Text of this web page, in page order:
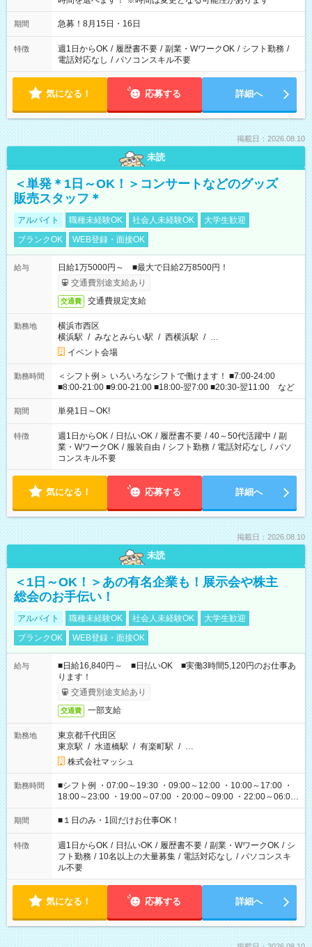
期間 急募！8月15日・16日
特徴 週1日からOK / 履歴書不要 / 副業・WワークOK / シフト勤務 /
電話対応なし / パソコンスキル不要
気になる！ 応募する 詳細へ
掲載日：2026.08.10
未読
＜単発＊1日～OK！＞コンサートなどのグッズ
販売スタッフ＊
アルバイト 職種未経験OK 社会人未経験OK
大学生歓迎
ブランクOK
WEB登録・面接OK
給与
日給1万5000円～ ■最大で日給2万8500円！
交通費別途支給あり
交通費 交通費規定支給
勤務地
横浜市西区
横浜駅 / みなとみらい駅 / 西横浜駅 / …
イベント会場
勤務時間
＜シフト例＞ いろいろなシフトで働けます！ ■7:00-24:00
■8:00-21:00 ■9:00-21:00 ■18:00-翌7:00 ■20:30-翌11:00 など
期間 単発1日～OK!
特徴 週1日からOK / 日払いOK / 履歴書不要 / 40～50代活躍中 / 副
業・WワークOK / 服装自由 / シフト勤務 / 電話対応なし / パソ
コンスキル不要
気になる！ 応募する 詳細へ
掲載日：2026.08.10
未読
＜1日～OK！＞あの有名企業も！展示会や株主
総会のお手伝い！
アルバイト 職種未経験OK 社会人未経験OK
大学生歓迎
ブランクOK
WEB登録・面接OK
給与
■日給16,840円～ ■日払いOK ■実働3時間5,120円のお仕事あ
ります！
交通費別途支給あり
交通費 一部支給
勤務地
東京都千代田区
東京駅 / 水道橋駅 / 有楽町駅 / …
株式会社マッシュ
勤務時間
■シフト例 ・07:00～19:30 ・09:00～12:00 ・10:00～17:00 ・
18:00～23:00 ・19:00～07:00 ・20:00～09:00 ・22:00～06:00
etc ★最短で3時間で5,120円のお仕事から 15時間で2万円近く稼
げるお仕事も！ ご希望のお時間に合わせてご紹介！ ※シフトは
ください！
期間 ■１日のみ・1回だけお仕事OK！
特徴 週1日からOK / 日払いOK / 履歴書不要 / 副業・WワークOK / シ
フト勤務 / 10名以上の大量募集 / 電話対応なし / パソコンスキ
ル不要
気になる！ 応募する 詳細へ